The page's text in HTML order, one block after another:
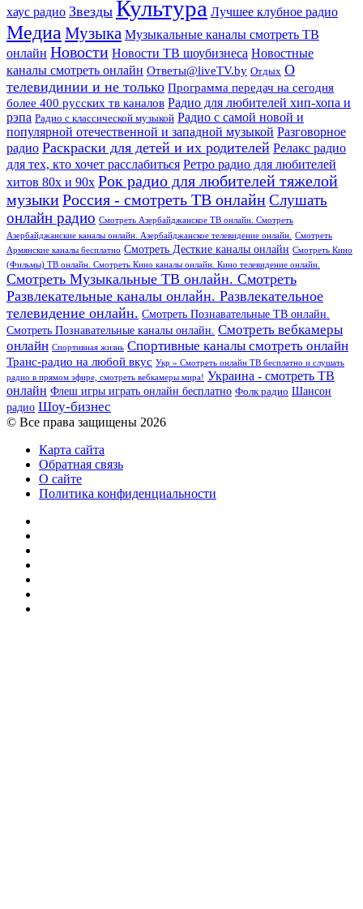
хаус радио Звезды Культура Лучшее клубное радио
Медиа Музыка Музыкальные каналы смотреть ТВ
онлайн Новости Новости ТВ шоубизнеса Новостные
каналы смотреть онлайн Ответы@liveTV.by Отдых О
телевидинии и не только Программа передач на сегодня
более 400 русских тв каналов Радио для любителей хип-хопа и
рэпа Радио с классической музыкой Радио с самой новой и
популярной отечественной и западной музыкой Разговорное
радио Раскраски для детей и их родителей Релакс радио
для тех, кто хочет расслабиться Ретро радио для любителей
хитов 80х и 90х Рок радио для любителей тяжелой
музыкиРоссия - смотреть ТВ онлайнСлушать
онлайн радио Смотреть Азербайджанское ТВ онлайн. Смотреть
Азербайджанские каналы онлайн. Азербайджанское телевидение онлайн.
Смотреть
Армянские каналы бесплатно Смотреть Десткие каналы онлайн Смотреть Кино
(Фильмы) ТВ онлайн. Смотреть Кино каналы онлайн. Кино телевидение онлайн.
Смотреть Музыкальные ТВ онлайн. Смотреть
Развлекательные каналы онлайн. Развлекательное
телевидение онлайн. Смотреть Познавательные ТВ онлайн.
Смотреть Познавательные каналы онлайн. Смотреть вебкамеры
онлайн Спортивная жизнь Спортивные каналы смотреть онлайн
Транс-радио на любой вкус Укр » Смотреть онлайн ТВ бесплатно и слушать
радио в прямом эфире, смотреть вебкамеры мира! Украина - смотреть ТВ
онлайн Флеш игры играть онлайн бесплатно Фолк радио Шансон
радио Шоу-бизнес
© Все права защищены 2026
Карта сайта
Обратная связь
О сайте
Политика конфиденциальности